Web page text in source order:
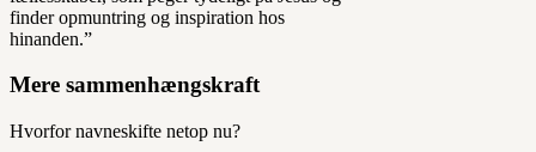
finder opmuntring og inspiration hos
hinanden.”
Mere sammenhængskraft
Hvorfor navneskifte netop nu?